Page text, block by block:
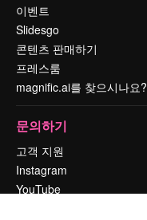
이벤트
Slidesgo
콘텐츠 판매하기
프레스룸
magnific.ai를 찾으시나요?
문의하기
고객 지원
Instagram
YouTube